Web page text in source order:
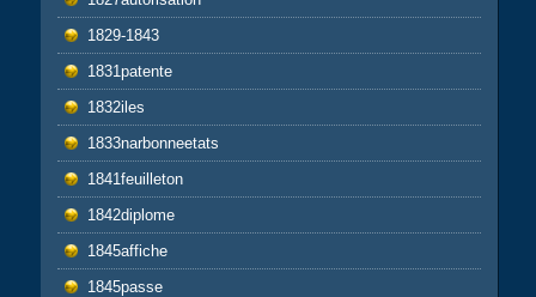
1829-1843
1831patente
1832iles
1833narbonneetats
1841feuilleton
1842diplome
1845affiche
1845passe